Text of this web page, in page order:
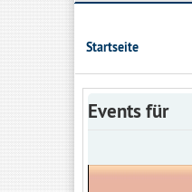
Startseite
Events für